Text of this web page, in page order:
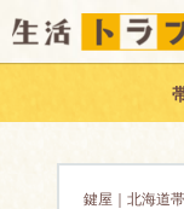
鍵屋｜北海道